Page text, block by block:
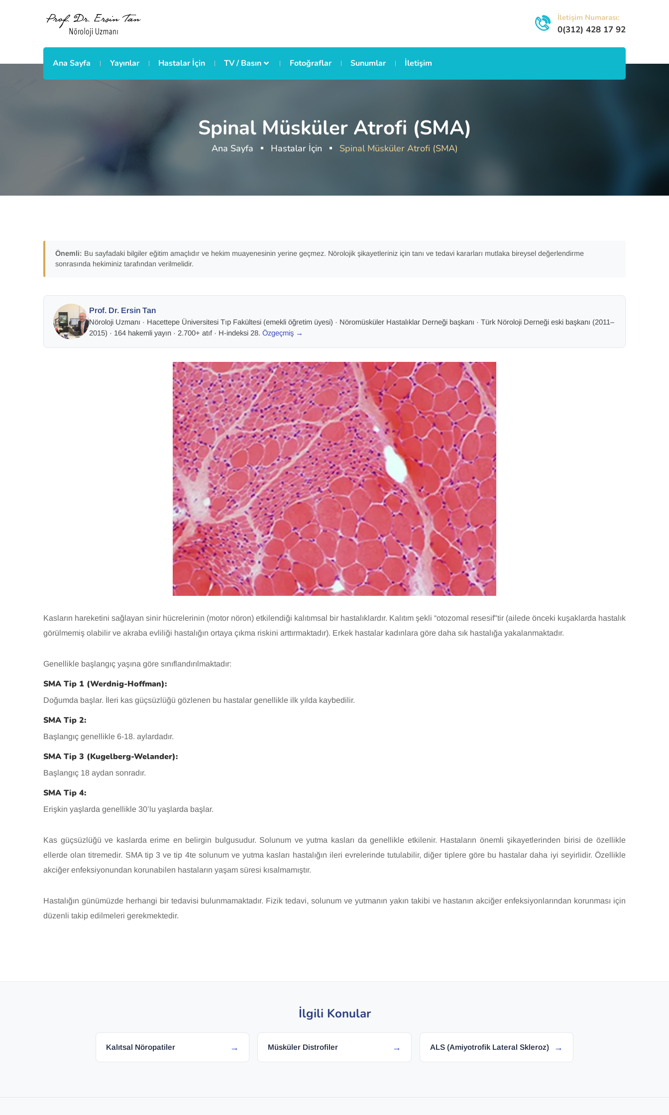
İletişim Numarası:
0(312) 428 17 92
Ana Sayfa Yayınlar Hastalar İçin TV / Basın Fotoğraflar Sunumlar İletişim
Spinal Müsküler Atrofi (SMA)
Ana Sayfa Hastalar İçin Spinal Müsküler Atrofi (SMA)
Önemli: Bu sayfadaki bilgiler eğitim amaçlıdır ve hekim muayenesinin yerine geçmez. Nörolojik şikayetleriniz için tanı ve tedavi kararları mutlaka bireysel değerlendirme
sonrasında hekiminiz tarafından verilmelidir.
Prof. Dr. Ersin Tan
Nöroloji Uzmanı · Hacettepe Üniversitesi Tıp Fakültesi (emekli öğretim üyesi) · Nöromüsküler Hastalıklar Derneği başkanı · Türk Nöroloji Derneği eski başkanı (2011–
2015) · 164 hakemli yayın · 2.700+ atıf · H-indeksi 28.Özgeçmiş →
Kasların hareketini sağlayan sinir hücrelerinin (motor nöron) etkilendiği kalıtımsal bir hastalıklardır. Kalıtım şekli “otozomal resesif"tir (ailede önceki kuşaklarda hastalık
görülmemiş olabilir ve akraba evliliği hastalığın ortaya çıkma riskini arttırmaktadır). Erkek hastalar kadınlara göre daha sık hastalığa yakalanmaktadır.
Genellikle başlangıç yaşına göre sınıflandırılmaktadır:
SMA Tip 1 (Werdnig-Hoffman):
Doğumda başlar. İleri kas güçsüzlüğü gözlenen bu hastalar genellikle ilk yılda kaybedilir.
SMA Tip 2:
Başlangıç genellikle 6-18. aylardadır.
SMA Tip 3 (Kugelberg-Welander):
Başlangıç 18 aydan sonradır.
SMA Tip 4:
Erişkin yaşlarda genellikle 30’lu yaşlarda başlar.
Kas güçsüzlüğü ve kaslarda erime en belirgin bulgusudur. Solunum ve yutma kasları da genellikle etkilenir. Hastaların önemli şikayetlerinden birisi de özellikle
ellerde olan titremedir. SMA tip 3 ve tip 4te solunum ve yutma kasları hastalığın ileri evrelerinde tutulabilir, diğer tiplere göre bu hastalar daha iyi seyirlidir. Özellikle
akciğer enfeksiyonundan korunabilen hastaların yaşam süresi kısalmamıştır.
Hastalığın günümüzde herhangi bir tedavisi bulunmamaktadır. Fizik tedavi, solunum ve yutmanın yakın takibi ve hastanın akciğer enfeksiyonlarından korunması için
düzenli takip edilmeleri gerekmektedir.
İlgili Konular
Kalıtsal Nöropatiler → Müsküler Distrofiler → ALS (Amiyotrofik Lateral Skleroz) →